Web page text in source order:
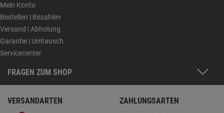
Mein Konto
Bestellen | Bezahlen
Versand | Abholung
Garantie | Umtausch
Servicecenter
FRAGEN ZUM SHOP
VERSANDARTEN ZAHLUNGSARTEN